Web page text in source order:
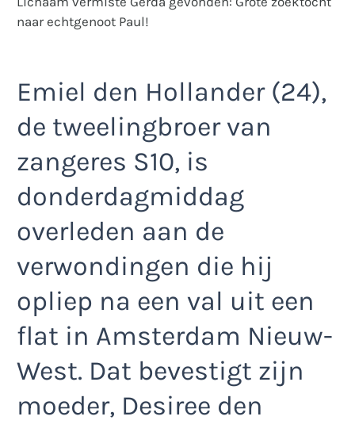
naar echtgenoot Paul!
Emiel den Hollander (24),
de tweelingbroer van
zangeres S10, is
donderdagmiddag
overleden aan de
verwondingen die hij
opliep na een val uit een
flat in Amsterdam Nieuw-
West. Dat bevestigt zijn
moeder, Desiree den